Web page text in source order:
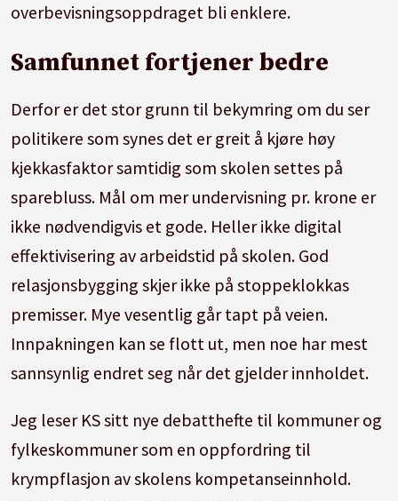
overbevisningsoppdraget bli enklere.
Samfunnet fortjener bedre
Derfor er det stor grunn til bekymring om du ser
politikere som synes det er greit å kjøre høy
kjekkasfaktor samtidig som skolen settes på
sparebluss. Mål om mer undervisning pr. krone er
ikke nødvendigvis et gode. Heller ikke digital
effektivisering av arbeidstid på skolen. God
relasjonsbygging skjer ikke på stoppeklokkas
premisser. Mye vesentlig går tapt på veien.
Innpakningen kan se flott ut, men noe har mest
sannsynlig endret seg når det gjelder innholdet.
Jeg leser KS sitt nye debatthefte til kommuner og
fylkeskommuner som en oppfordring til
krympflasjon av skolens kompetanseinnhold.